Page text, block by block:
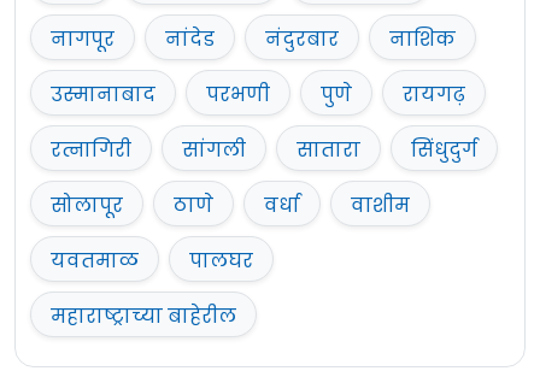
नागपूर
नांदेड नंदुरबार
नाशिक
उस्मानाबाद
परभणी पुणे
रायगढ़
रत्नागिरी
सांगली सातारा
सिंधुदुर्ग
सोलापूर
ठाणे वर्धा
वाशीम
यवतमाळ
पालघर
महाराष्ट्राच्या बाहेरील